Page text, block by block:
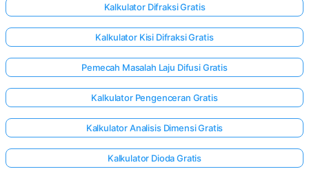
Kalkulator Difraksi Gratis
Kalkulator Kisi Difraksi Gratis
Pemecah Masalah Laju Difusi Gratis
Kalkulator Pengenceran Gratis
Kalkulator Analisis Dimensi Gratis
Kalkulator Dioda Gratis